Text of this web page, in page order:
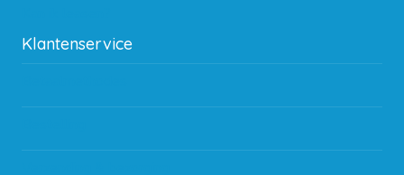
Klantenservice